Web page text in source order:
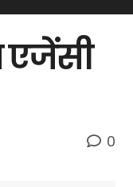
एजेंसी
0